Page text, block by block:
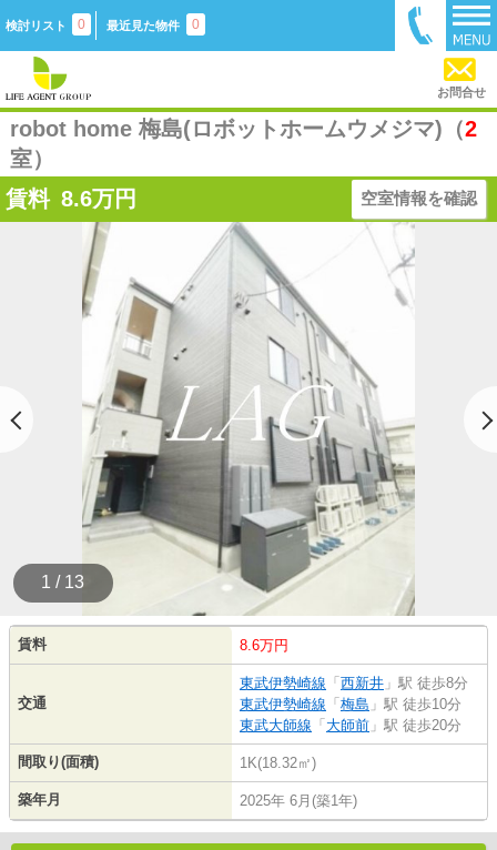
検討リスト 0 最近見た物件 0
お問合せ
robot home 梅島(ロボットホームウメジマ)（2
室）
賃料 8.6万円 空室情報を確認
1 / 13
賃料 8.6万円
交通
東武伊勢崎線 「 西新井 」駅 徒歩8分
東武伊勢崎線 「 梅島 」駅 徒歩10分
東武大師線 「 大師前 」駅 徒歩20分
間取り(面積) 1K(18.32㎡)
築年月 2025年 6月(築1年)